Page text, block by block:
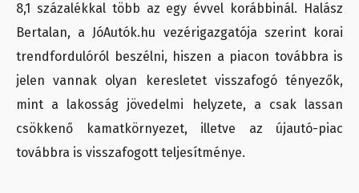
8,1 százalékkal több az egy évvel korábbinál. Halász
Bertalan, a JóAutók.hu vezérigazgatója szerint korai
trendfordulóról beszélni, hiszen a piacon továbbra is
jelen vannak olyan keresletet visszafogó tényezők,
mint a lakosság jövedelmi helyzete, a csak lassan
csökkenő kamatkörnyezet, illetve az újautó-piac
továbbra is visszafogott teljesítménye.